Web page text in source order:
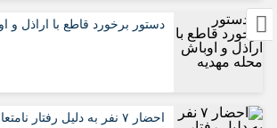
دستور برخورد قاطع با اراذل و
احضار ۷ نفر به دلیل رفتار